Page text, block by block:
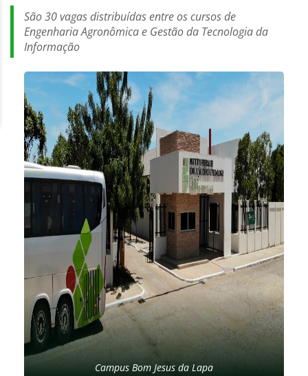
São 30 vagas distribuídas entre os cursos de
Engenharia Agronômica e Gestão da Tecnologia da
Informação
Campus Bom Jesus da Lapa